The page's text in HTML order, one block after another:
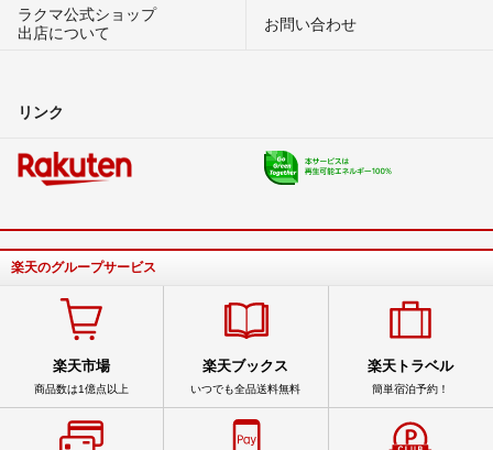
ラクマ公式ショップ
出店について
お問い合わせ
リンク
楽天のグループサービス
楽天市場
商品数は1億点以上
楽天ブックス
いつでも全品送料無料
楽天トラベル
簡単宿泊予約！